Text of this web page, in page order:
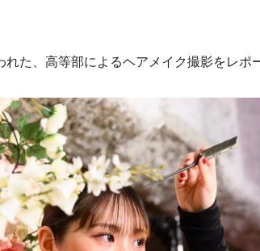
れた、高等部によるヘアメイク撮影をレポ